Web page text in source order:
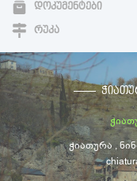
ᲓᲝᲙᲣᲛᲔᲜᲢᲔᲑᲘ
ᲠᲣᲙᲐ
ჭიათურა ,